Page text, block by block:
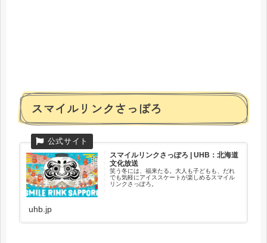
スマイルリンクさっぽろ
スマイルリンクさっぽろ | UHB：北海道
文化放送
笑う冬には、福来たる。大人も子どもも、だれ
でも気軽にアイススケートが楽しめるスマイル
リンクさっぽろ。
uhb.jp